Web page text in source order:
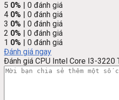
5 0% | 0 đánh giá
4 0% | 0 đánh giá
3 0% | 0 đánh giá
2 0% | 0 đánh giá
1 0% | 0 đánh giá
Đánh giá ngay
Đánh giá CPU Intel Core I3-3220